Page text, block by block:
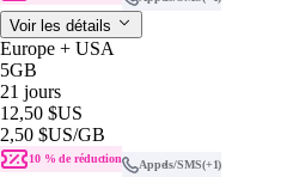
Voir les détails
Europe + USA
5GB
21 jours
12,50 $US
2,50 $US/GB
10 % de réduction Appels/SMS(+1)